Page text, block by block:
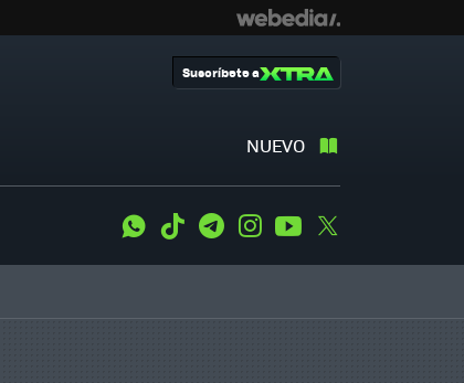
NUEVO
Suscríbete a
WhatsApp
Tiktok TelegramInstagramYoutube